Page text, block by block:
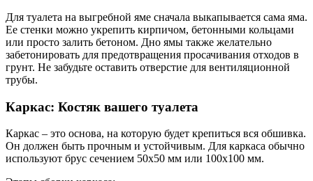
Для туалета на выгребной яме сначала выкапывается сама яма.
Ее стенки можно укрепить кирпичом, бетонными кольцами
или просто залить бетоном. Дно ямы также желательно
забетонировать для предотвращения просачивания отходов в
грунт. Не забудьте оставить отверстие для вентиляционной
трубы.
Каркас: Костяк вашего туалета
Каркас – это основа, на которую будет крепиться вся обшивка.
Он должен быть прочным и устойчивым. Для каркаса обычно
используют брус сечением 50х50 мм или 100х100 мм.